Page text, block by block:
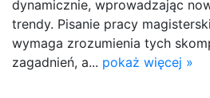
dynamicznie, wprowadzając
trendy. Pisanie pracy
wymaga zrozumienia tych
zagadnień, a... pokaż więcej »